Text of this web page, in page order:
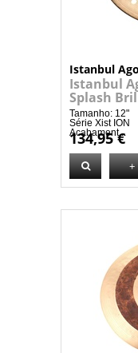
Istanbul
Istanbul
Splash
Tamanho: 12"
Série Xist ION
Acabament...
134,95 €
+